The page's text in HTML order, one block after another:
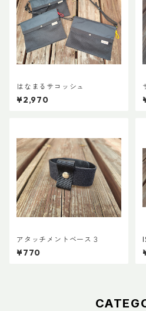
はなまるサコッシュ
¥2,970
アタッチメントベース３
¥770